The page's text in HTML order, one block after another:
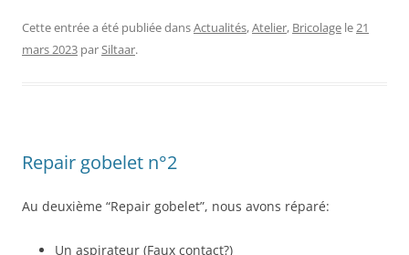
Cette entrée a été publiée dansActualités,Atelier, Bricolage le21
mars 2023 parSiltaar.
Repair gobelet n°2
Au deuxième “Repair gobelet”, nous avons réparé:
Un aspirateur (Faux contact?)